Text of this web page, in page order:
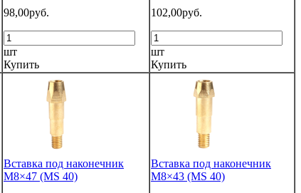
98,00руб.
шт
Купить
102,00руб.
шт
Купить
Вставка под наконечник
M8×47 (MS 40)
Вставка под наконечник
M8×43 (MS 40)